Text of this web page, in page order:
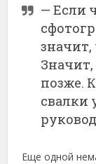
— Если
Значит,
позже.
свалки
Еще одной